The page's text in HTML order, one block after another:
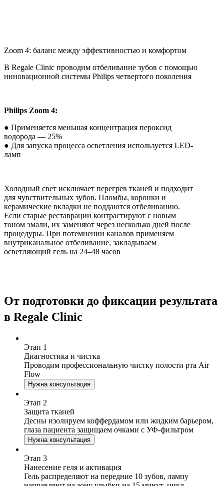
Zoom 4: баланс между эффективностью и комфортом
В Regale Clinic проводим отбеливание зубов с помощью
инновационной системы Philips четвертого поколения
Philips Zoom 4:
● Применяется меньшая концентрация пероксид
водорода — 25%
● Для запуска процесса осветления используется LED-
ламп
Холодный свет исключает перегрев тканей и подходит
для чувствительных зубов. Пломбы, коронки и
керамические вкладки не поддаются отбеливанию.
Если старые реставрации контрастируют с новым
тоном эмали, их заменяют через несколько дней после
процедуры. При потемнении каналов применяем
внутриканальное отбеливание, закладываем
осветляющий гель на 24–48 часов
От подготовки до фиксации результата
в Regale Clinic
Этап 1
Диагностика и чистка
Проводим профессиональную чистку полости рта Air
Flow
Нужна консультация
Этап 2
Защита тканей
Десны изолируем коффердамом или жидким барьером,
глаза пациента защищаем очками с УФ-фильтром
Нужна консультация
Этап 3
Нанесение геля и активация
Гель распределяют на передние 10 зубов, лампу